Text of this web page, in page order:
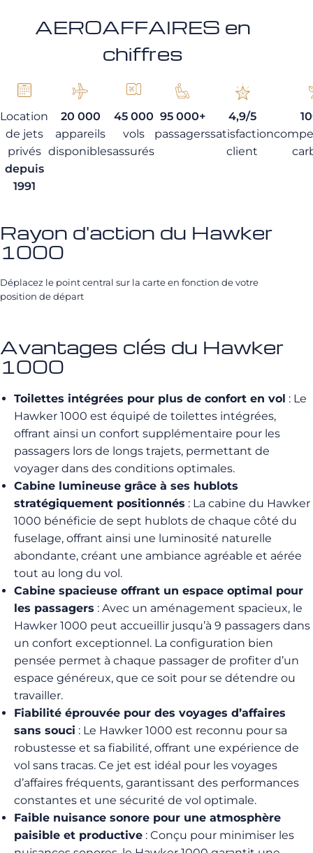
AEROAFFAIRES en
chiffres
Location
de jets
privés
depuis
1991
20 000
appareils
disponibles
45 000
vols
assurés
95 000+
passagers
4,9/5
satisfaction
client
Rayon d'action du Hawker
1000
Déplacez le point central sur la carte en fonction de votre
position de départ
Avantages clés du Hawker
1000
Toilettes intégrées pour plus de confort en vol : Le
Hawker 1000 est équipé de toilettes intégrées,
offrant ainsi un confort supplémentaire pour les
passagers lors de longs trajets, permettant de
voyager dans des conditions optimales.
Cabine lumineuse grâce à ses hublots
stratégiquement positionnés : La cabine du Hawker
1000 bénéficie de sept hublots de chaque côté du
fuselage, offrant ainsi une luminosité naturelle
abondante, créant une ambiance agréable et aérée
tout au long du vol.
Cabine spacieuse offrant un espace optimal pour
les passagers : Avec un aménagement spacieux, le
Hawker 1000 peut accueillir jusqu’à 9 passagers dans
un confort exceptionnel. La configuration bien
pensée permet à chaque passager de profiter d’un
espace généreux, que ce soit pour se détendre ou
travailler.
Fiabilité éprouvée pour des voyages d’affaires
sans souci : Le Hawker 1000 est reconnu pour sa
robustesse et sa fiabilité, offrant une expérience de
vol sans tracas. Ce jet est idéal pour les voyages
d’affaires fréquents, garantissant des performances
constantes et une sécurité de vol optimale.
Faible nuisance sonore pour une atmosphère
paisible et productive : Conçu pour minimiser les